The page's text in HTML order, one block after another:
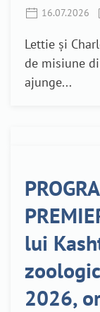
16.07.2026
Lettie și
de misiune
ajunge...
lui
2026,